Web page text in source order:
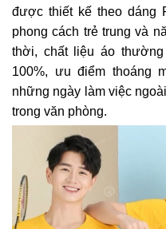
được thiết kế theo dáng
phong cách trẻ trung và
thời, chất liệu áo
100%, ưu điểm thoáng
những ngày làm việc
trong văn phòng.